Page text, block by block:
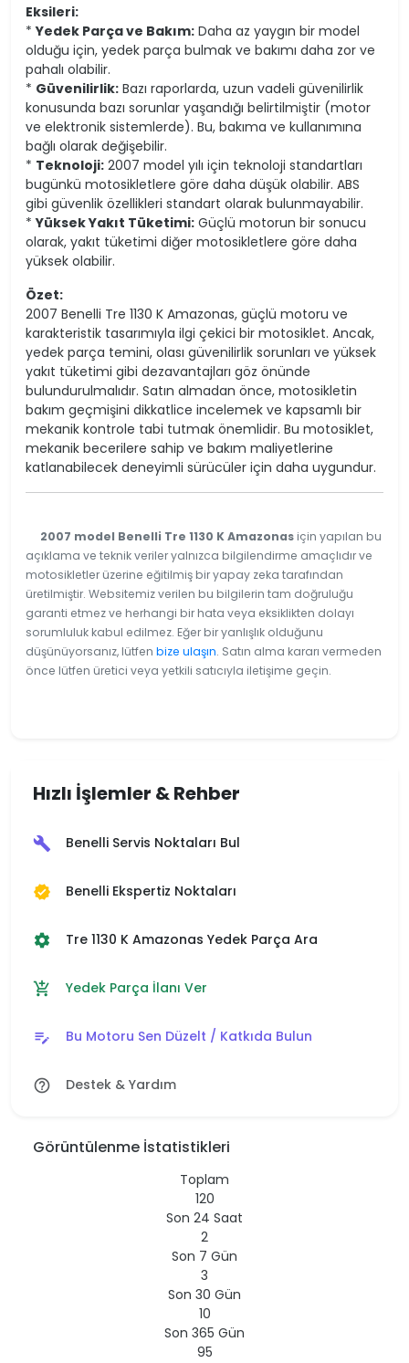
Eksileri:
*Yedek Parça ve Bakım: Daha az yaygın bir model
olduğu için, yedek parça bulmak ve bakımı daha zor ve
pahalı olabilir.
* Güvenilirlik: Bazı raporlarda, uzun vadeli güvenilirlik
konusunda bazı sorunlar yaşandığı belirtilmiştir (motor
ve elektronik sistemlerde). Bu, bakıma ve kullanımına
bağlı olarak değişebilir.
* Teknoloji: 2007 model yılı için teknoloji standartları
bugünkü motosikletlere göre daha düşük olabilir. ABS
gibi güvenlik özellikleri standart olarak bulunmayabilir.
*Yüksek Yakıt Tüketimi: Güçlü motorun bir sonucu
olarak, yakıt tüketimi diğer motosikletlere göre daha
yüksek olabilir.
Özet:
2007 Benelli Tre 1130 K Amazonas, güçlü motoru ve
karakteristik tasarımıyla ilgi çekici bir motosiklet. Ancak,
yedek parça temini, olası güvenilirlik sorunları ve yüksek
yakıt tüketimi gibi dezavantajları göz önünde
bulundurulmalıdır. Satın almadan önce, motosikletin
bakım geçmişini dikkatlice incelemek ve kapsamlı bir
mekanik kontrole tabi tutmak önemlidir. Bu motosiklet,
mekanik becerilere sahip ve bakım maliyetlerine
katlanabilecek deneyimli sürücüler için daha uygundur.
2007 model Benelli Tre 1130 K Amazonas için yapılan bu
açıklama ve teknik veriler yalnızca bilgilendirme amaçlıdır ve
motosikletler üzerine eğitilmiş bir yapay zeka tarafından
üretilmiştir. Websitemiz verilen bu bilgilerin tam doğruluğu
garanti etmez ve herhangi bir hata veya eksiklikten dolayı
sorumluluk kabul edilmez. Eğer bir yanlışlık olduğunu
düşünüyorsanız, lütfen bize ulaşın. Satın alma kararı vermeden
önce lütfen üretici veya yetkili satıcıyla iletişime geçin.
Hızlı İşlemler & Rehber
build Benelli Servis Noktaları Bul
verified Benelli Ekspertiz Noktaları
settings Tre 1130 K Amazonas Yedek Parça Ara
add_shopping_cart Yedek Parça İlanı Ver
edit_note Bu Motoru Sen Düzelt / Katkıda Bulun
help_outline Destek & Yardım
Görüntülenme İstatistikleri
Toplam
120
Son 24 Saat
2
Son 7 Gün
3
Son 30 Gün
10
Son 365 Gün
95